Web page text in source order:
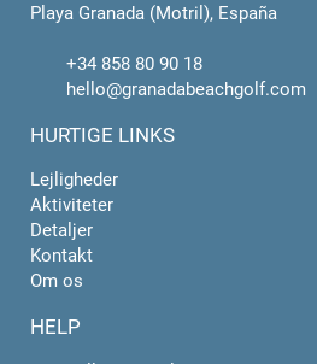
Playa Granada (Motril), España
+34 858 80 90 18
hello@granadabeachgolf.com
HURTIGE LINKS
Lejligheder
Aktiviteter
Detaljer
Kontakt
Om os
HELP